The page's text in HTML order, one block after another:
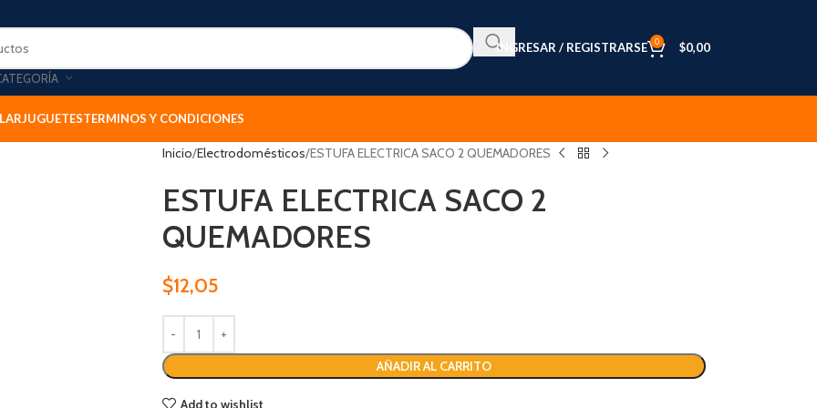
INGRESAR / REGISTRARSE 0 $0,00
JUGUETESTERMINOS Y CONDICIONES
Inicio Electrodomésticos ESTUFA ELECTRICA SACO 2 QUEMADORES
ESTUFA ELECTRICA SACO 2
QUEMADORES
$12,05
AÑADIR AL CARRITO
Add to wishlist